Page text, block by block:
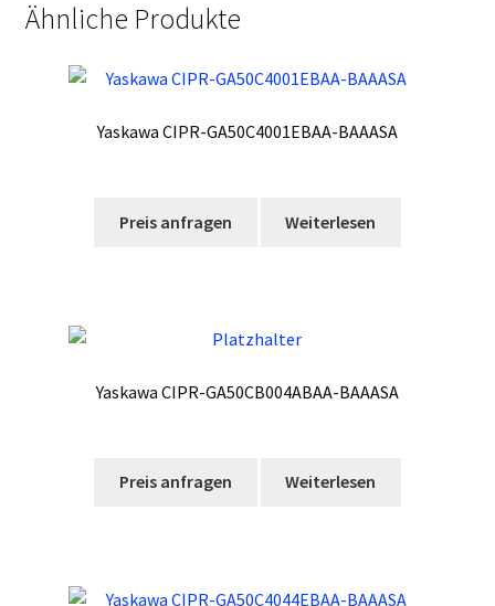
Ähnliche Produkte
Yaskawa CIPR-GA50C4001EBAA-BAAASA
Preis anfragen Weiterlesen
Yaskawa CIPR-GA50CB004ABAA-BAAASA
Preis anfragen Weiterlesen